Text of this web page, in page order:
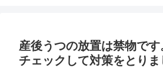
産後うつの放置は禁物で
チェックして対策をとりま